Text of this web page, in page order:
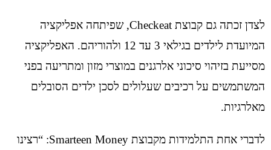
לצדן זכתה גם קבוצת Checkeat, שפיתחה אפליקציה
המיועדת לילדים בגילאי 3 עד 12 ולהוריהם. האפליקציה
מסייעת בזיהוי סיכוני אלרגנים במוצרי מזון ומתריעה בפני
המשתמשים על רכיבים שעלולים לסכן ילדים הסובלים
מאלרגיות.
לדברי אחת התלמידות מקבוצת Smarteen Money: “רצינו